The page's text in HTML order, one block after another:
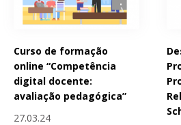
Curso de formação
online “Competência
digital docente:
avaliação pedagógica”
27.03.24